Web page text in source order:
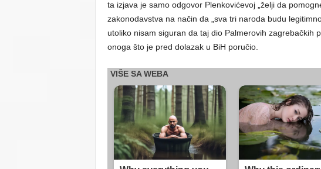
ta izjava je samo odgovor Plenkovićevoj „želji da
zakonodavstva na način da „sva tri naroda budu
utoliko nisam siguran da taj dio Palmerovih zagrebačkih
onoga što je pred dolazak u BiH poručio.